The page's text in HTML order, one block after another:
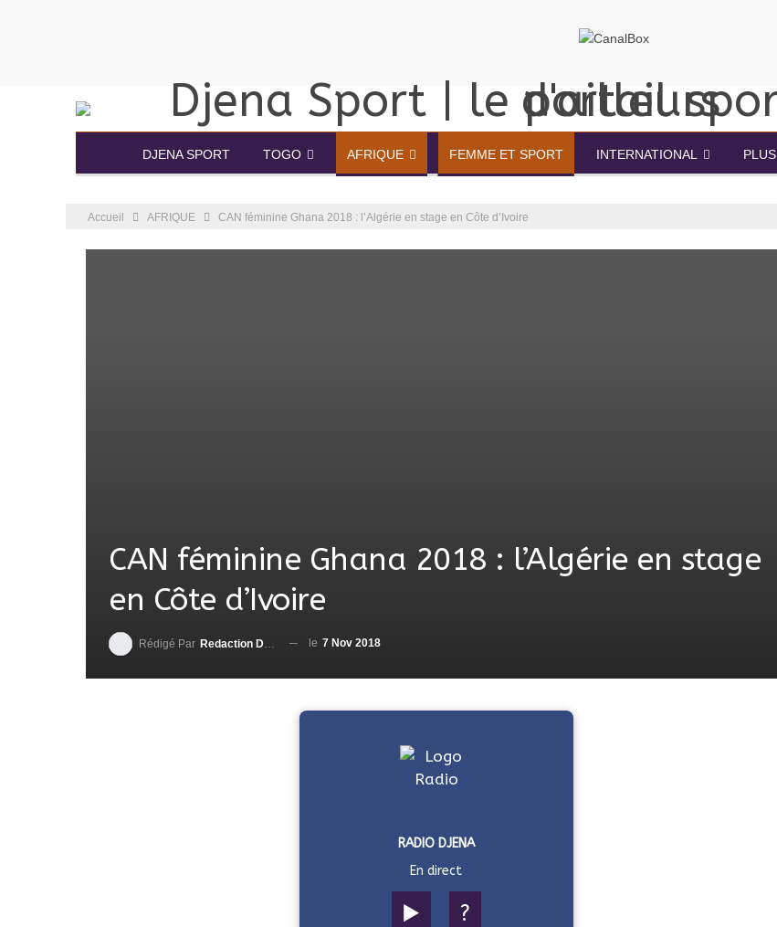
DJENA SPORT TOGO AFRIQUE FEMME ET SPORT INTERNATIONAL PLUS
Accueil AFRIQUE CAN féminine Ghana 2018 : l’Algérie en stage en Côte d’Ivoire
CAN féminine Ghana 2018 : l’Algérie en stage
en Côte d’Ivoire
Rédigé Par Redaction DjenaSport le 7 Nov 2018
RADIO DJENA
En direct
▶️ ?